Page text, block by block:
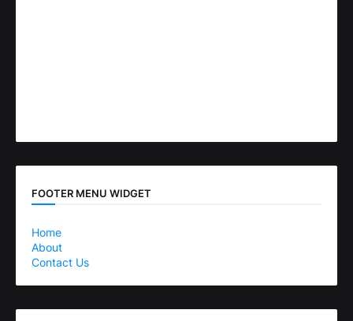
FOOTER MENU WIDGET
Home
About
Contact Us